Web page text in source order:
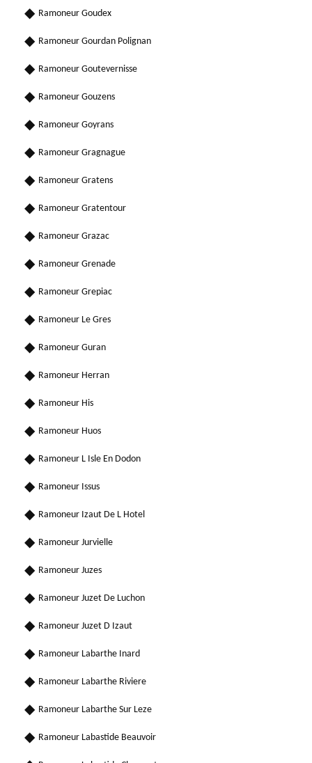
Ramoneur Goudex
Ramoneur Gourdan Polignan
Ramoneur Goutevernisse
Ramoneur Gouzens
Ramoneur Goyrans
Ramoneur Gragnague
Ramoneur Gratens
Ramoneur Gratentour
Ramoneur Grazac
Ramoneur Grenade
Ramoneur Grepiac
Ramoneur Le Gres
Ramoneur Guran
Ramoneur Herran
Ramoneur His
Ramoneur Huos
Ramoneur L Isle En Dodon
Ramoneur Issus
Ramoneur Izaut De L Hotel
Ramoneur Jurvielle
Ramoneur Juzes
Ramoneur Juzet De Luchon
Ramoneur Juzet D Izaut
Ramoneur Labarthe Inard
Ramoneur Labarthe Riviere
Ramoneur Labarthe Sur Leze
Ramoneur Labastide Beauvoir